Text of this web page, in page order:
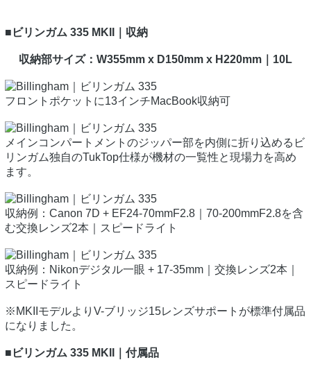
■ビリンガム 335 MKII｜収納
収納部サイズ：W355mm x D150mm x H220mm｜10L
フロントポケットに13インチMacBook収納可
メインコンパートメントのジッパー部を内側に折り込めるビ
リンガム独自のTukTop仕様が機材の一覧性と現場力を高め
ます。
収納例：Canon 7D + EF24-70mmF2.8｜70-200mmF2.8を含
む交換レンズ2本｜スピードライト
収納例：Nikonデジタル一眼 + 17-35mm｜交換レンズ2本｜
スピードライト
※MKIIモデルよりV-ブリッジ15レンズサポートが標準付属品
になりました。
■ビリンガム 335 MKII｜付属品